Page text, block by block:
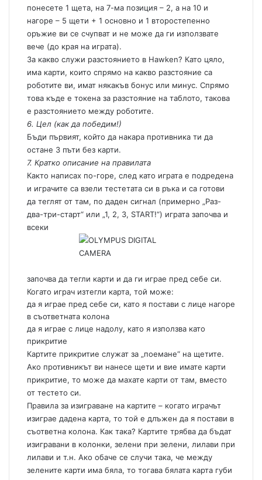
понесете 1 щета, на 7-ма позиция – 2, а на 10 и
нагоре – 5 щети + 1 основно и 1 второстепенно
оръжие ви се счупват и не може да ги използвате
вече (до края на играта).
За какво служи разстоянието в Hawken? Като цяло,
има карти, които спрямо на какво разстояние са
роботите ви, имат някакъв бонус или минус. Спрямо
това къде е токена за разстояние на таблото, такова
е разстоянието между роботите.
6. Цел (как да победим!)
Бъди първият, който да накара противника ти да
остане 3 пъти без карти.
7. Кратко описание на правилата
Както написах по-горе, след като играта е подредена
и играчите са взели тестетата си в ръка и са готови
да теглят от там, по даден сигнал (примерно „Раз-
два-три-старт“ или „1, 2, 3, START!“) играта започва и
всеки
започва да тегли карти и да ги играе пред себе си.
Когато играч изтегли карта, той може:
да я играе пред себе си, като я постави с лице нагоре
в съответната колона
да я играе с лице надолу, като я използва като
прикритие
Картите прикритие служат за „поемане“ на щетите.
Ако противникът ви нанесе щети и вие имате карти
прикритие, то може да махате карти от там, вместо
от тестето си.
Правила за изиграване на картите – когато играчът
изиграе дадена карта, то той е длъжен да я постави в
съответна колона. Как така? Картите трябва да бъдат
изигравани в колонки, зелени при зелени, лилави при
лилави и т.н. Ако обаче се случи така, че между
зелените карти има бяла, то тогава бялата карта губи